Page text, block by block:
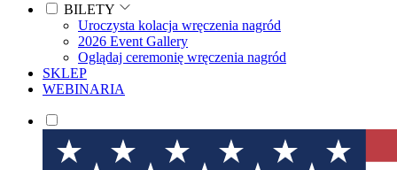
BILETY
Uroczysta kolacja wręczenia nagród
2026 Event Gallery
Oglądaj ceremonię wręczenia nagród
SKLEP
WEBINARIA